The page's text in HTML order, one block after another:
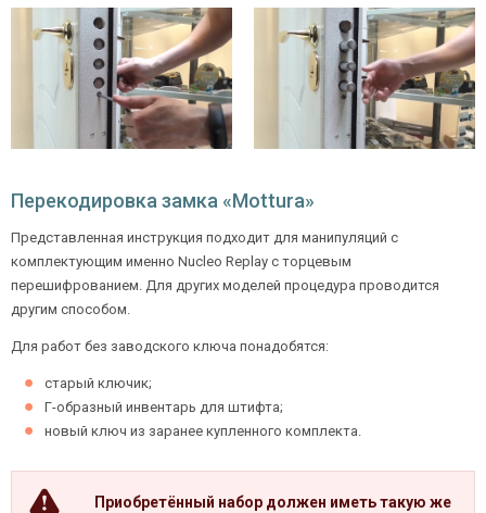
Перекодировка замка «Mottura»
Представленная инструкция подходит для манипуляций с
комплектующим именно Nucleo Replay с торцевым
перешифрованием. Для других моделей процедура проводится
другим способом.
Для работ без заводского ключа понадобятся:
старый ключик;
Г-образный инвентарь для штифта;
новый ключ из заранее купленного комплекта.
Приобретённый набор должен иметь такую же